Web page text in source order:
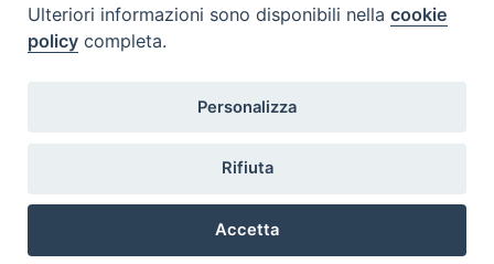
Ulteriori informazioni sono disponibili nellacookie
policy completa.
Personalizza
Rifiuta
Accetta